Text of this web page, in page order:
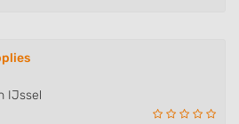
IJssel